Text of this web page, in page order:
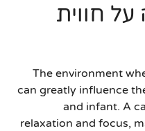
חווית
The environment
can greatly influence
and infant. A
relaxation and focus,